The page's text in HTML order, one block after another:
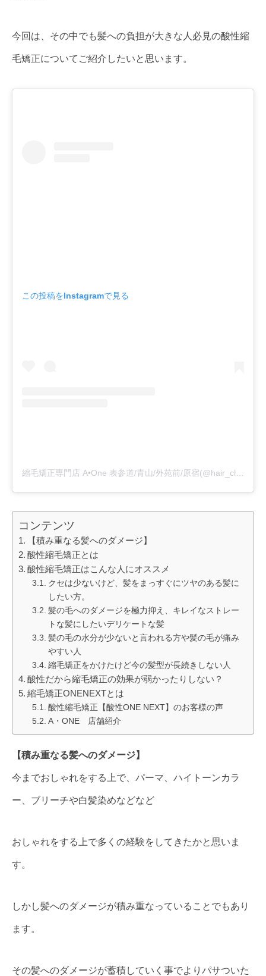
今回は、その中でも髪への負担が大きな人必見の酸性縮
毛矯正についてご紹介したいと思います。
この投稿をInstagramで見る
コンテンツ
【積み重なる髪へのダメージ】
酸性縮毛矯正とは
酸性縮毛矯正はこんな人にオススメ
クセは少ないけど、髪をまっすぐにツヤのある髪に
したい方。
髪の毛へのダメージを極力抑え、キレイなストレー
トな髪にしたいデリケートな髪
髪の毛の水分が少ないと言われる方や髪の毛が痛み
やすい人
縮毛矯正をかけたけど今の髪型が長続きしない人
酸性だから縮毛矯正の効果が弱かったりしない？
縮毛矯正ONENEXTとは
酸性縮毛矯正【酸性ONE NEXT】のお客様の声
A・ONE 店舗紹介
【積み重なる髪へのダメージ】
今までおしゃれをする上で、パーマ、ハイトーンカラ
ー、ブリーチや白髪染めなどなど
おしゃれをする上で多くの経験をしてきたかと思いま
す。
しかし髪へのダメージが積み重なっていることでもあり
ます。
その髪へのダメージが蓄積していく事でよりパサついた